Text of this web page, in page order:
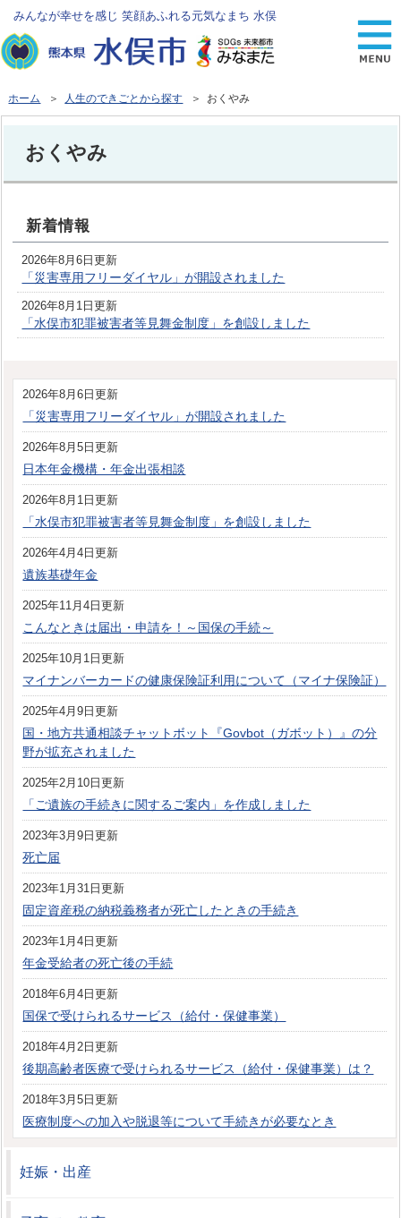
みんなが幸せを感じ 笑顔あふれる元気なまち 水俣
ホーム ＞ 人生のできごとから探す ＞ おくやみ
おくやみ
新着情報
2026年8月6日更新
「災害専用フリーダイヤル」が開設されました
2026年8月1日更新
「水俣市犯罪被害者等見舞金制度」を創設しました
2026年8月6日更新
「災害専用フリーダイヤル」が開設されました
2026年8月5日更新
日本年金機構・年金出張相談
2026年8月1日更新
「水俣市犯罪被害者等見舞金制度」を創設しました
2026年4月4日更新
遺族基礎年金
2025年11月4日更新
こんなときは届出・申請を！～国保の手続～
2025年10月1日更新
マイナンバーカードの健康保険証利用について（マイナ保険証）
2025年4月9日更新
国・地方共通相談チャットボット『Govbot（ガボット）』の分
野が拡充されました
2025年2月10日更新
「ご遺族の手続きに関するご案内」を作成しました
2023年3月9日更新
死亡届
2023年1月31日更新
固定資産税の納税義務者が死亡したときの手続き
2023年1月4日更新
年金受給者の死亡後の手続
2018年6月4日更新
国保で受けられるサービス（給付・保健事業）
2018年4月2日更新
後期高齢者医療で受けられるサービス（給付・保健事業）は？
2018年3月5日更新
医療制度への加入や脱退等について手続きが必要なとき
妊娠・出産